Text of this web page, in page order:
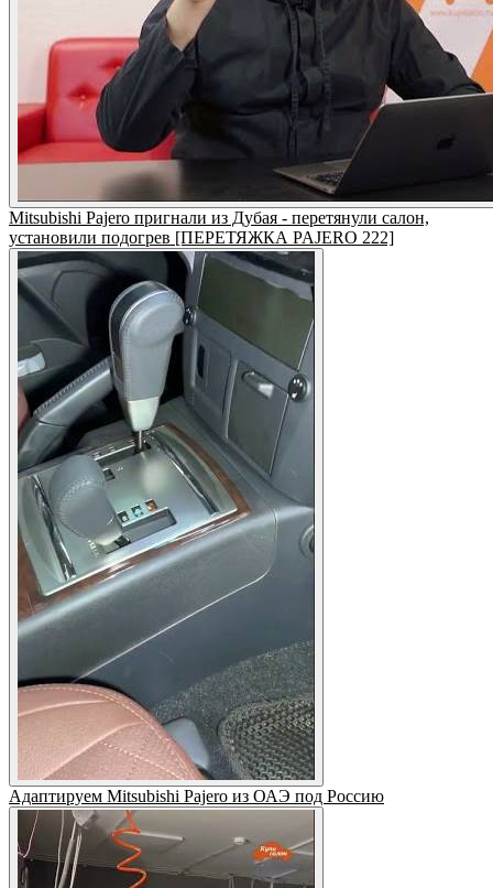
Mitsubishi Pajero пригнали из Дубая - перетянули салон,
установили подогрев [ПЕРЕТЯЖКА PAJERO 222]
Адаптируем Mitsubishi Pajero из ОАЭ под Россию